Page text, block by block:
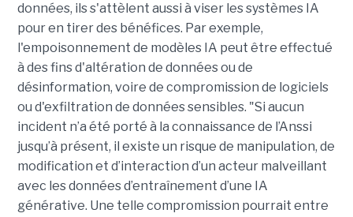
données, ils s'attèlent aussi à viser les systèmes IA
pour en tirer des bénéfices. Par exemple,
l'empoisonnement de modèles IA peut être effectué
à des fins d'altération de données ou de
désinformation, voire de compromission de logiciels
ou d'exfiltration de données sensibles. "Si aucun
incident n’a été porté à la connaissance de l’Anssi
jusqu’à présent, il existe un risque de manipulation, de
modification et d’interaction d’un acteur malveillant
avec les données d’entraînement d’une IA
générative. Une telle compromission pourrait entre